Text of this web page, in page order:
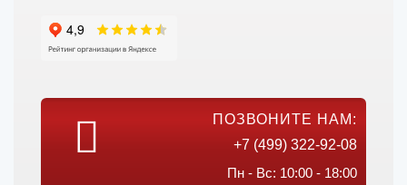
ПОЗВОНИТЕ НАМ:
+7 (499) 322-92-08
Пн - Вс: 10:00 - 18:00